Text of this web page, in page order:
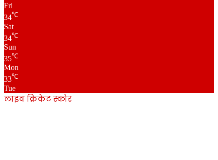
Fri
34℃
Sat
34℃
Sun
35℃
Mon
33℃
Tue
लाइव क्रिकेट स्कोर